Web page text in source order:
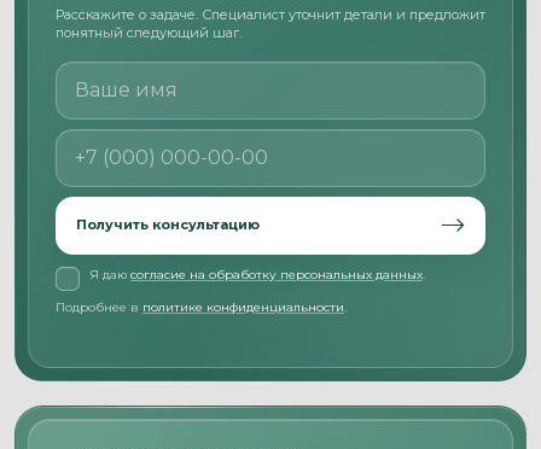
Расскажите о задаче. Специалист уточнит детали и предложит
понятный следующий шаг.
Ваше имя
Номер телефона
Получить консультацию
Я даю согласие на обработку персональных данных.
Подробнее в политике конфиденциальности.